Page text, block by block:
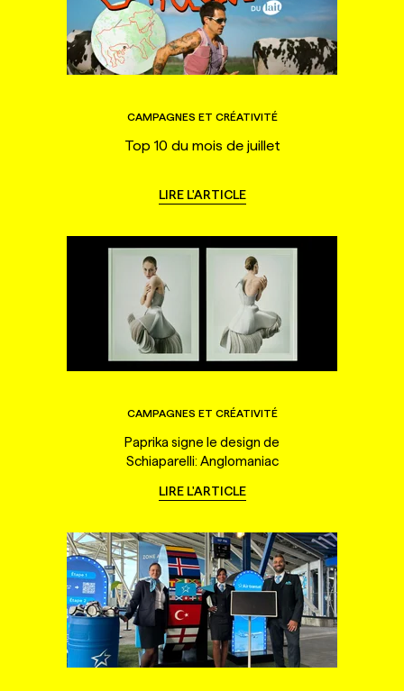
CAMPAGNES ET CRÉATIVITÉ
Top 10 du mois de juillet
LIRE L'ARTICLE
CAMPAGNES ET CRÉATIVITÉ
Paprika signe le design de
Schiaparelli: Anglomaniac
LIRE L'ARTICLE